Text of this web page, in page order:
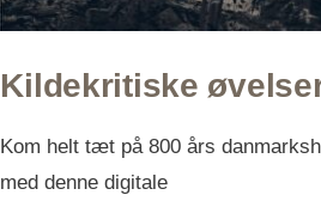
Kildekritiske
Kom helt tæt på 800 års
med denne digitale